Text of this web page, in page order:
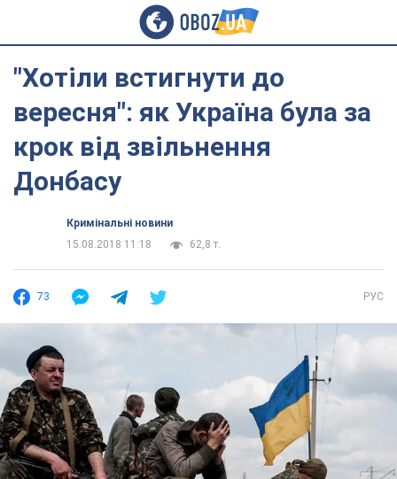
"Хотіли встигнути до
вересня": як Україна була за
крок від звільнення
Донбасу
Кримінальні новини
15.08.2018 11:18
62,8 т.
73 РУС